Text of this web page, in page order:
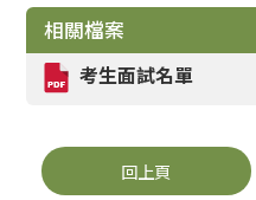
相關檔案
考生面試名單
回上頁